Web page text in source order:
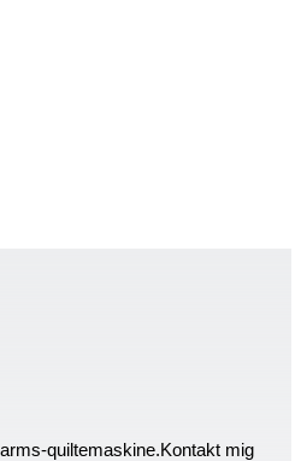
quiltemaskine.Kontakt mig